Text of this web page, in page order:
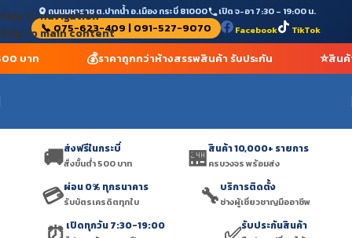
Skip to navigation
Skip to main content
ถนนมหาราช ต.ปากน้ำ อ.เมือง กระบี่ 81000 เปิด จ-อา 7:30 – 19:00 น.
📞 075-623-409 | 091-527-9070 Facebook TikTok
บาท 💰ราคาถูกกว่าห้างสรรพสินค้า รับประกัน ⭐สินค้
🚚ส่งฟรีในกระบี่
สั่งขั้นต่ำ 500 บาท 🏪สินค้า 10,000+ รายการ
ครบวงจร พร้อมส่ง
💳ผ่อน 0% ทุกธนาคาร
รับบัตรเครดิตทุกใบ 🔧บริการติดตั้ง
ช่างผู้เชี่ยวชาญมืออาชีพ
เปิดทุกวัน 7:30-19:00 รับประกันสินค้า